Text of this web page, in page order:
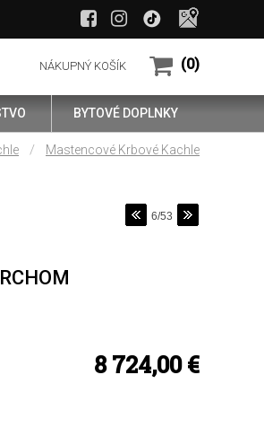
BYTOVÉ DOPLNKY
NÁKUPNÝ KOŠÍK (0)
/ Mastencové Krbové Kachle
6/53
8 724,00 €